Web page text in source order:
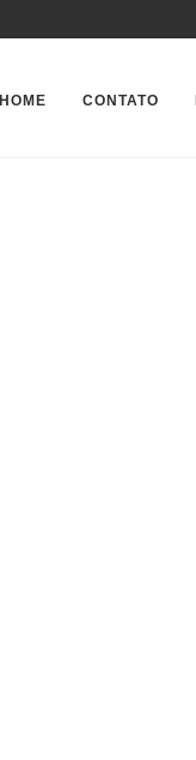
HOME CONTATO